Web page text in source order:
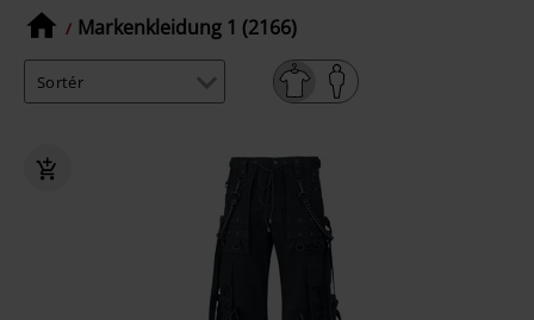
Markenkleidung 1 (2166)